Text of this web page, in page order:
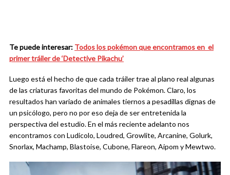
Te puede interesar: Todos los pokémon que encontramos en el
primer tráiler de ‘Detective Pikachu’
Luego está el hecho de que cada tráiler trae al plano real algunas
de las criaturas favoritas del mundo de Pokémon. Claro, los
resultados han variado de animales tiernos a pesadillas dignas de
un psicólogo, pero no por eso deja de ser entretenida la
perspectiva del estudio. En el más reciente adelanto nos
encontramos con Ludicolo, Loudred, Growlite, Arcanine, Golurk,
Snorlax, Machamp, Blastoise, Cubone, Flareon, Aipom y Mewtwo.